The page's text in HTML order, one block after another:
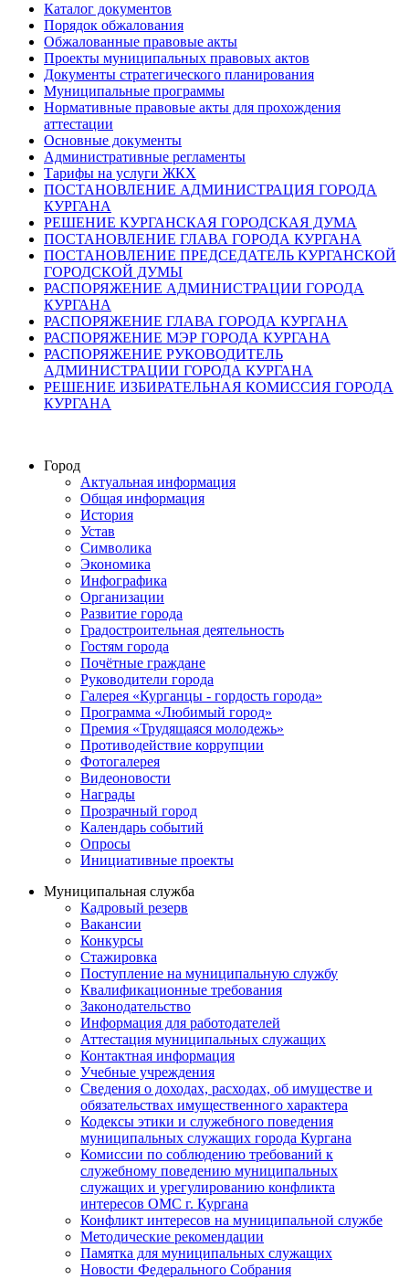
Каталог документов
Порядок обжалования
Обжалованные правовые акты
Проекты муниципальных правовых актов
Документы стратегического планирования
Муниципальные программы
Нормативные правовые акты для прохождения
аттестации
Основные документы
Административные регламенты
Тарифы на услуги ЖКХ
ПОСТАНОВЛЕНИЕ АДМИНИСТРАЦИЯ ГОРОДА
КУРГАНА
РЕШЕНИЕ КУРГАНСКАЯ ГОРОДСКАЯ ДУМА
ПОСТАНОВЛЕНИЕ ГЛАВА ГОРОДА КУРГАНА
ПОСТАНОВЛЕНИЕ ПРЕДСЕДАТЕЛЬ КУРГАНСКОЙ
ГОРОДСКОЙ ДУМЫ
РАСПОРЯЖЕНИЕ АДМИНИСТРАЦИИ ГОРОДА
КУРГАНА
РАСПОРЯЖЕНИЕ ГЛАВА ГОРОДА КУРГАНА
РАСПОРЯЖЕНИЕ МЭР ГОРОДА КУРГАНА
РАСПОРЯЖЕНИЕ РУКОВОДИТЕЛЬ
АДМИНИСТРАЦИИ ГОРОДА КУРГАНА
РЕШЕНИЕ ИЗБИРАТЕЛЬНАЯ КОМИССИЯ ГОРОДА
КУРГАНА
Город
Актуальная информация
Общая информация
История
Устав
Символика
Экономика
Инфографика
Организации
Развитие города
Градостроительная деятельность
Гостям города
Почётные граждане
Руководители города
Галерея «Курганцы - гордость города»
Программа «Любимый город»
Премия «Трудящаяся молодежь»
Противодействие коррупции
Фотогалерея
Видеоновости
Награды
Прозрачный город
Календарь событий
Опросы
Инициативные проекты
Муниципальная служба
Кадровый резерв
Вакансии
Конкурсы
Стажировка
Поступление на муниципальную службу
Квалификационные требования
Законодательство
Информация для работодателей
Аттестация муниципальных служащих
Контактная информация
Учебные учреждения
Сведения о доходах, расходах, об имуществе и
обязательствах имущественного характера
Кодексы этики и служебного поведения
муниципальных служащих города Кургана
Комиссии по соблюдению требований к
служебному поведению муниципальных
служащих и урегулированию конфликта
интересов ОМС г. Кургана
Конфликт интересов на муниципальной службе
Методические рекомендации
Памятка для муниципальных служащих
Новости Федерального Cобрания